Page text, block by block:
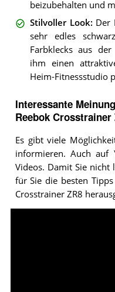
beizubehalten und
Stilvoller Look: Der
sehr edles
Farbklecks aus
ihm einen
Heim-Fitnessstudio
Interessante
Reebok Crosstrainer
Es gibt viele
informieren. Auch auf
Videos. Damit Sie nicht
für Sie die besten
Crosstrainer ZR8